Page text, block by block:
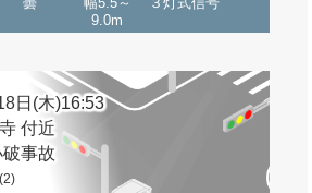
9.0m
日(木)16:53
付近
事故
(2)